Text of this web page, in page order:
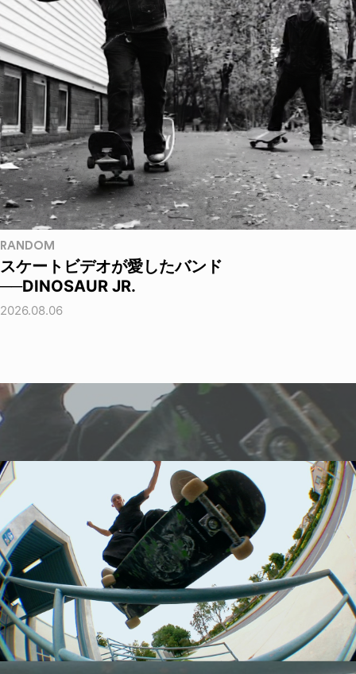
RANDOM
スケートビデオが愛したバンド
──DINOSAUR JR.
2026.08.06